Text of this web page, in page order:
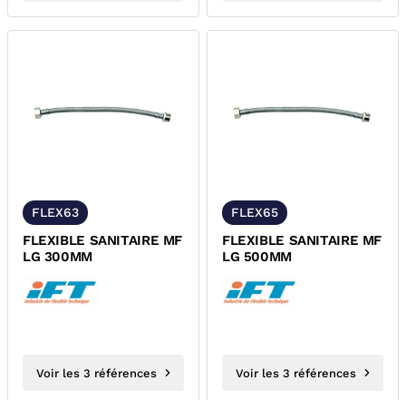
FLEX63
FLEXIBLE SANITAIRE MF
LG 300MM
Voir les 3 références
FLEX65
FLEXIBLE SANITAIRE MF
LG 500MM
Voir les 3 références